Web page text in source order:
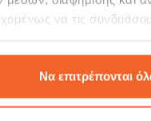
να τις
σε σχέση με την
τους.Να επιτρέπονται